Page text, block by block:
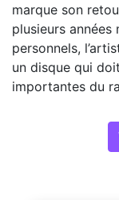
marque son
plusieurs années
personnels,
un disque qui
importantes du